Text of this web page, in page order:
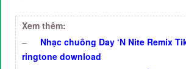
Xem thêm:
–
Nhạc chuông Day ‘N Nite Remix
ringtone download